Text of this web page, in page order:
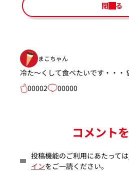
閉じる
まこちゃん
冷た～くして食べたいです・・・
00002
00000
コメント
投稿機能のご利用にあたっては
インをご一読ください。